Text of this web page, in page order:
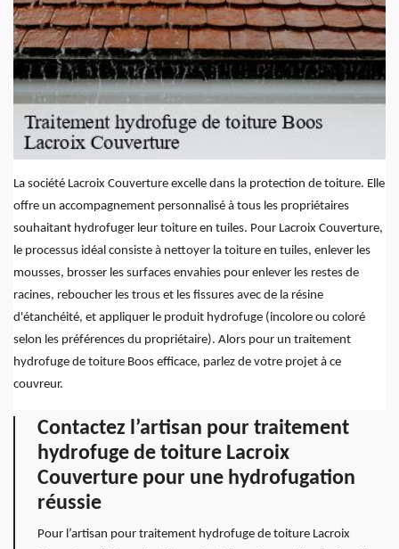
La société Lacroix Couverture excelle dans la protection de toiture. Elle
offre un accompagnement personnalisé à tous les propriétaires
souhaitant hydrofuger leur toiture en tuiles. Pour Lacroix Couverture,
le processus idéal consiste à nettoyer la toiture en tuiles, enlever les
mousses, brosser les surfaces envahies pour enlever les restes de
racines, reboucher les trous et les fissures avec de la résine
d'étanchéité, et appliquer le produit hydrofuge (incolore ou coloré
selon les préférences du propriétaire). Alors pour un traitement
hydrofuge de toiture Boos efficace, parlez de votre projet à ce
couvreur.
Contactez l’artisan pour traitement
hydrofuge de toiture Lacroix
Couverture pour une hydrofugation
réussie
Pour l’artisan pour traitement hydrofuge de toiture Lacroix